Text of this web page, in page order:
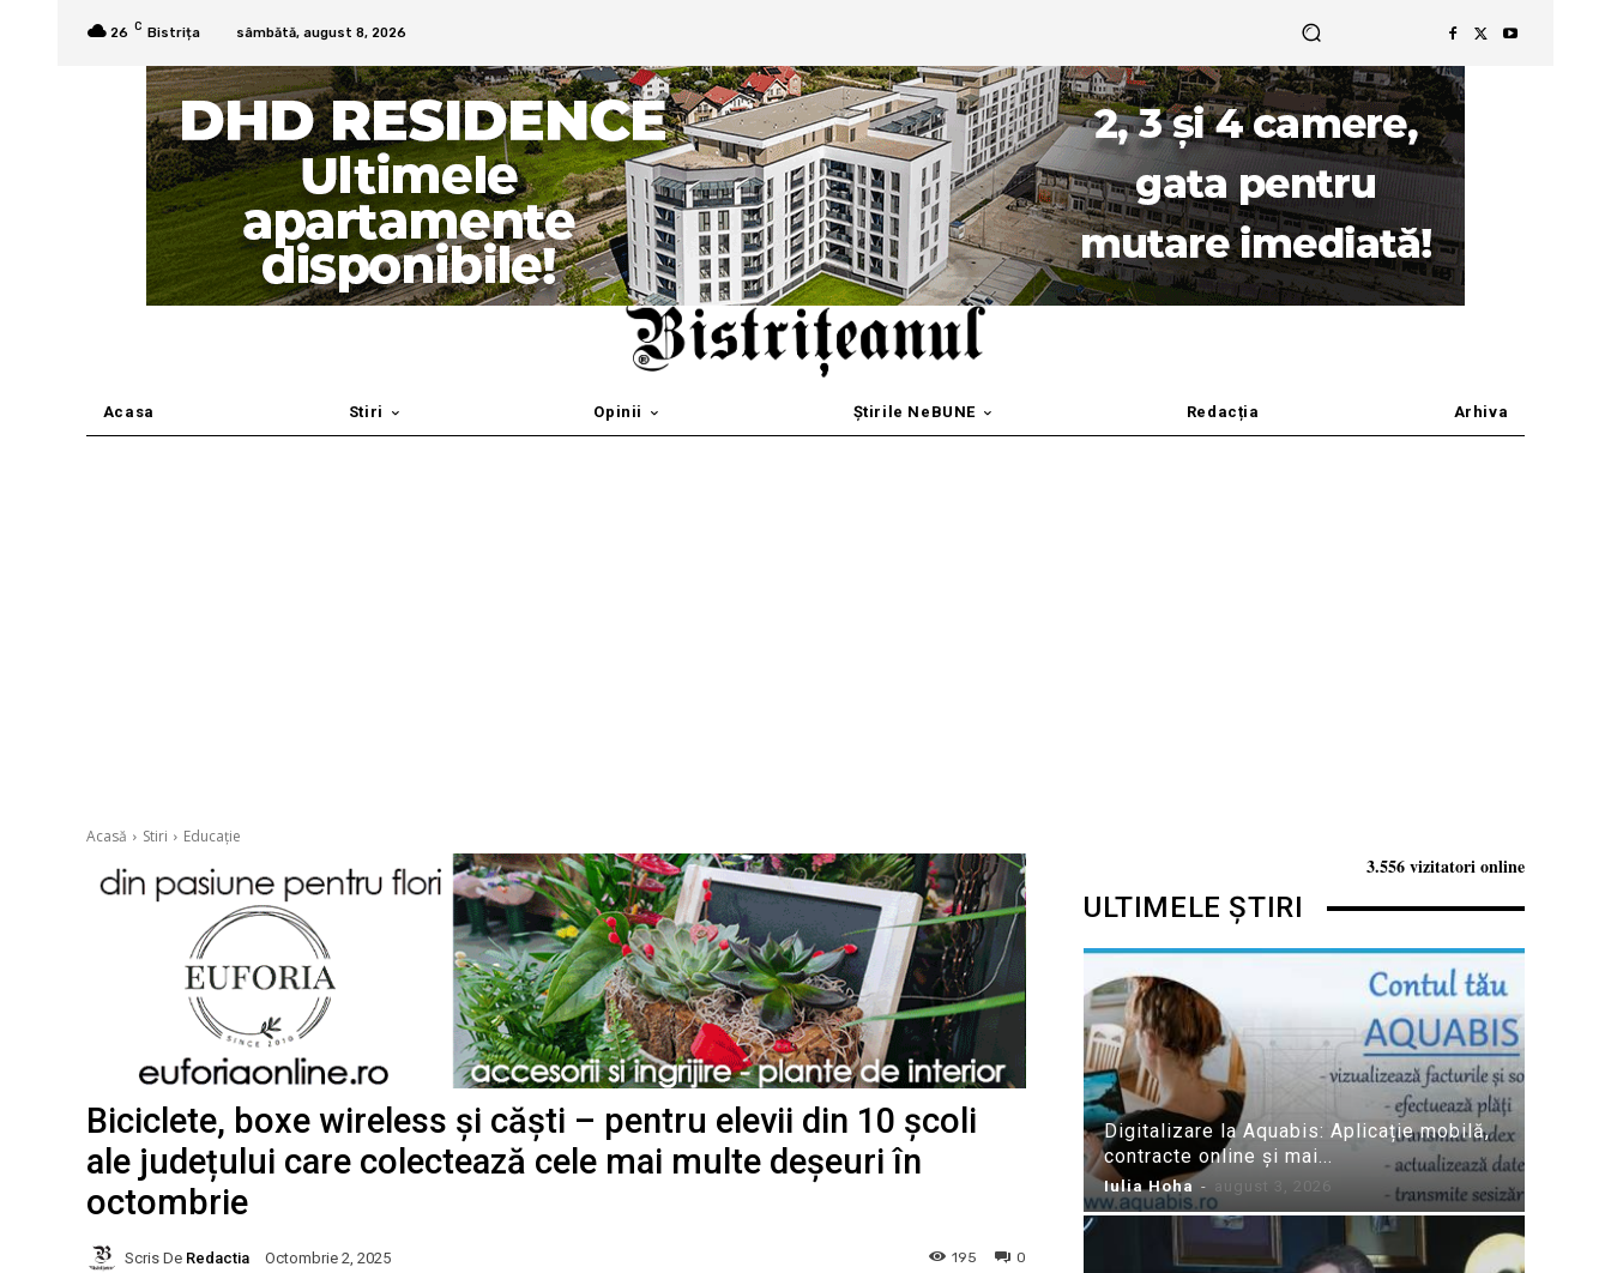
26 C Bistrița sâmbătă, august 8, 2026
Acasa Stiri Opinii Știrile NeBUNE Redacția Arhiva
Acasă Stiri Educație
Biciclete, boxe wireless și căști – pentru elevii din 10 școli
ale județului care colectează cele mai multe deșeuri în
octombrie
Scris De Redactia Octombrie 2, 2025 0
195
3.556 vizitatori online
ULTIMELE ȘTIRI
Digitalizare la Aquabis: Aplicație mobilă,
contracte online și mai...
Iulia Hoha - august 3, 2026